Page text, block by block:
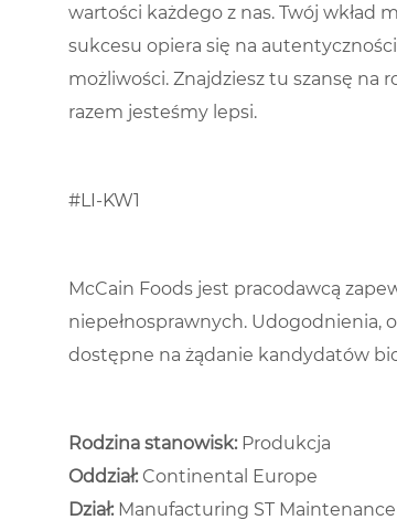
wartości każdego z nas. Twój wkład
sukcesu opiera się na
możliwości. Znajdziesz tu szansę na
razem jesteśmy lepsi.
#LI-KW1
McCain Foods jest pracodawcą
niepełnosprawnych.
dostępne na żądanie kandydatów
Rodzina stanowisk: Produkcja
Oddział: Continental Europe
Dział: ​ Manufacturing ST Maintenance